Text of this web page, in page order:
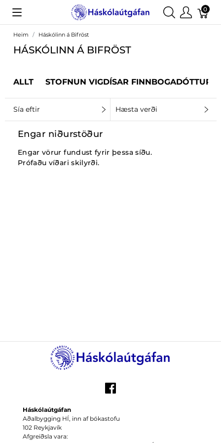
0
Heim Háskólinn á Bifröst
HÁSKÓLINN Á BIFRÖST
ALLT STOFNUN VIGDÍSAR FINNBOGADÓTTUR
Sía eftir Hæsta verði
Engar niðurstöður
Engar vörur fundust fyrir þessa síðu.
Prófaðu víðari skilyrði.
Háskólaútgáfan
Aðalbygging HÍ, inn af bókastofu
102 Reykjavík
Afgreiðsla vara: